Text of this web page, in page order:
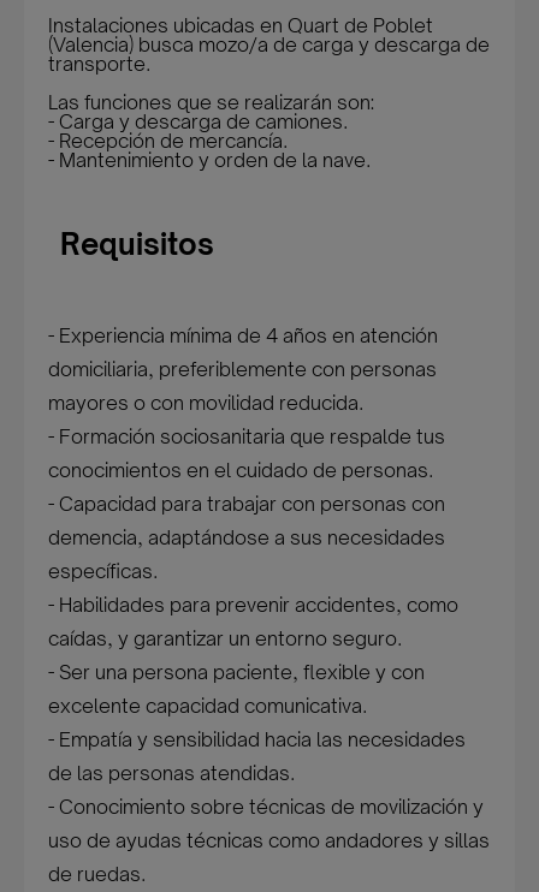
Instalaciones ubicadas en Quart de Poblet
(Valencia) busca mozo/a de carga y descarga de
transporte.
Las funciones que se realizarán son:
- Carga y descarga de camiones.
- Recepción de mercancía.
- Mantenimiento y orden de la nave.
Requisitos
- Experiencia mínima de 4 años en atención
domiciliaria, preferiblemente con personas
mayores o con movilidad reducida.
- Formación sociosanitaria que respalde tus
conocimientos en el cuidado de personas.
- Capacidad para trabajar con personas con
demencia, adaptándose a sus necesidades
específicas.
- Habilidades para prevenir accidentes, como
caídas, y garantizar un entorno seguro.
- Ser una persona paciente, flexible y con
excelente capacidad comunicativa.
- Empatía y sensibilidad hacia las necesidades
de las personas atendidas.
- Conocimiento sobre técnicas de movilización y
uso de ayudas técnicas como andadores y sillas
de ruedas.